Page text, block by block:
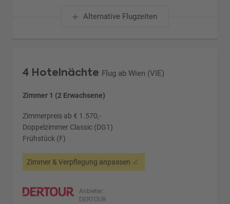
Alternative Flugzeiten
4 Hotelnächte Flug ab Wien (VIE)
Zimmer 1 (2 Erwachsene)
Zimmerpreis ab € 1.570,-
Doppelzimmer Classic (DG1)
Frühstück (F)
Zimmer & Verpflegung anpassen
Anbieter:
DERTOUR